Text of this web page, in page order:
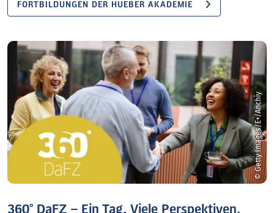
FORTBILDUNGEN DER HUEBER AKADEMIE
© Getty Images/E+/Anchiy
360° DaFZ – Ein Tag. Viele Perspektiven.